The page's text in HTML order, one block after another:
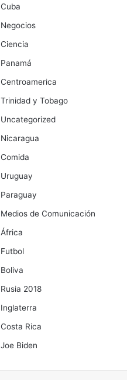
Cuba
Negocios
Ciencia
Panamá
Centroamerica
Trinidad y Tobago
Uncategorized
Nicaragua
Comida
Uruguay
Paraguay
Medios de Comunicación
África
Futbol
Boliva
Rusia 2018
Inglaterra
Costa Rica
Joe Biden